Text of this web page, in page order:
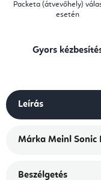
Packeta (átvevőhely)
esetén
Gyors
Leírás
Márka Meinl Sonic
Beszélgetés